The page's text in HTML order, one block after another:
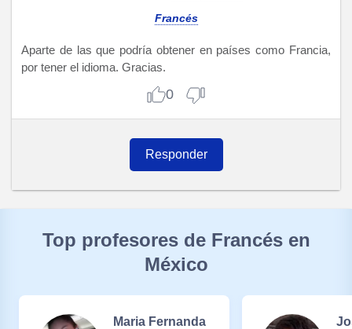
Francés
Aparte de las que podría obtener en países como Francia,
por tener el idioma. Gracias.
0
Responder
Top profesores de Francés en
México
Maria Fernanda